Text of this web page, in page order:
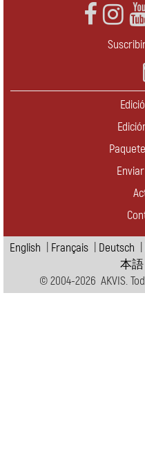
English Français Deutsch
本語
© 2004-2026 AKVIS.